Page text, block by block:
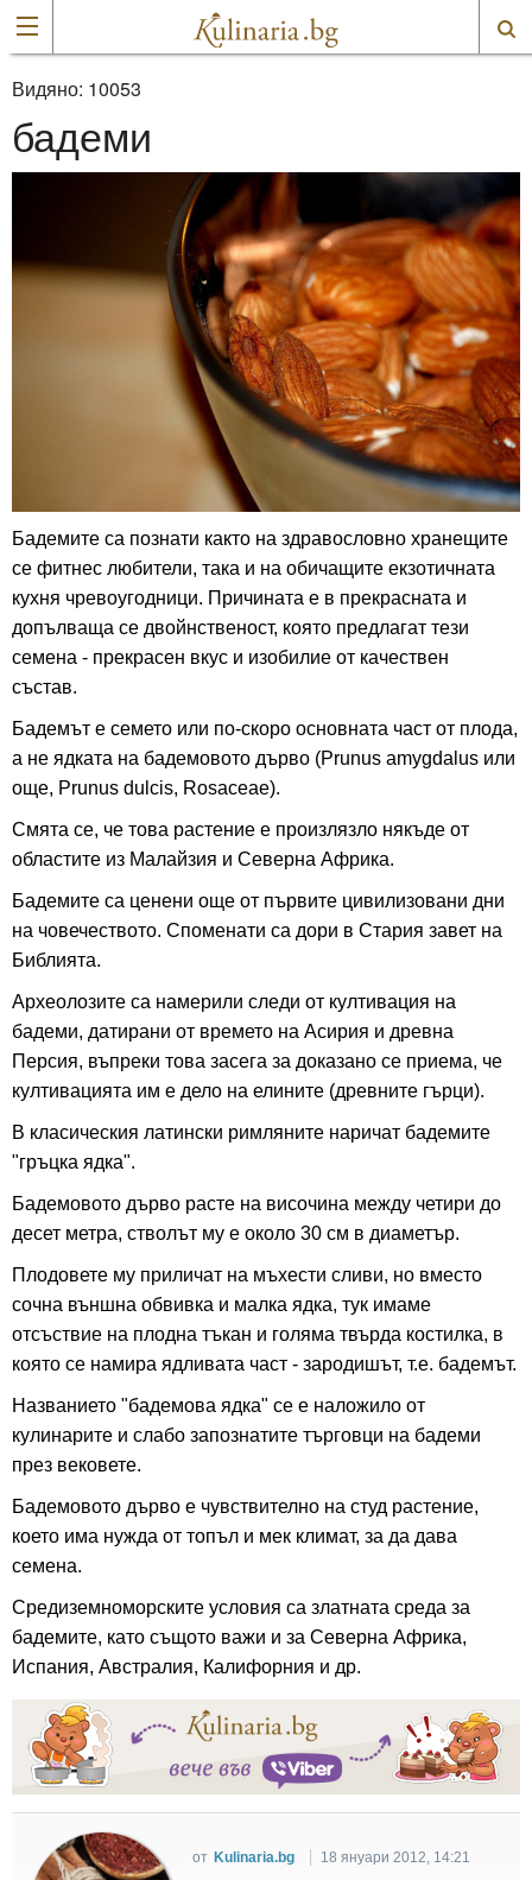
Видяно: 10053
бадеми
Бадемите са познати както на здравословно хранещите
се фитнес любители, така и на обичащите екзотичната
кухня чревоугодници. Причината е в прекрасната и
допълваща се двойнственост, която предлагат тези
семена - прекрасен вкус и изобилие от качествен
състав.
Бадемът е семето или по-скоро основната част от плода,
а не ядката на бадемовото дърво (Prunus amygdalus или
още, Prunus dulcis, Rosaceae).
Смята се, че това растение е произлязло някъде от
областите из Малайзия и Северна Африка.
Бадемите са ценени още от първите цивилизовани дни
на човечеството. Споменати са дори в Стария завет на
Библията.
Археолозите са намерили следи от култивация на
бадеми, датирани от времето на Асирия и древна
Персия, въпреки това засега за доказано се приема, че
култивацията им е дело на елините (древните гърци).
В класическия латински римляните наричат бадемите
"гръцка ядка".
Бадемовото дърво расте на височина между четири до
десет метра, стволът му е около 30 см в диаметър.
Плодовете му приличат на мъхести сливи, но вместо
сочна външна обвивка и малка ядка, тук имаме
отсъствие на плодна тъкан и голяма твърда костилка, в
която се намира ядливата част - зародишът, т.е. бадемът.
Названието "бадемова ядка" се е наложило от
кулинарите и слабо запознатите търговци на бадеми
през вековете.
Бадемовото дърво е чувствително на студ растение,
което има нужда от топъл и мек климат, за да дава
семена.
Средиземноморските условия са златната среда за
бадемите, като същото важи и за Северна Африка,
Испания, Австралия, Калифорния и др.
от Kulinaria.bg 18 януари 2012, 14:21